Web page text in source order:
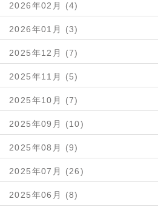
2026年02月 (4)
2026年01月 (3)
2025年12月 (7)
2025年11月 (5)
2025年10月 (7)
2025年09月 (10)
2025年08月 (9)
2025年07月 (26)
2025年06月 (8)